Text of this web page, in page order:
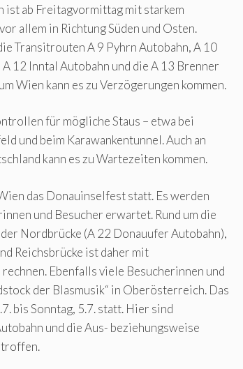
ist ab Freitagvormittag mit starkem
allem in Richtung Süden und Osten.
Transitrouten A 9 Pyhrn Autobahn, A 10
12 Inntal Autobahn und die A 13 Brenner
Wien kann es zu Verzögerungen kommen.
für mögliche Staus – etwa bei
und beim Karawankentunnel. Auch an
kann es zu Wartezeiten kommen.
das Donauinselfest statt. Es werden
und Besucher erwartet. Rund um die
Nordbrücke (A 22 Donauufer Autobahn),
Reichsbrücke ist daher mit
Ebenfalls viele Besucherinnen und
der Blasmusik“ in Oberösterreich. Das
bis Sonntag, 5.7. statt. Hier sind
und die Aus- beziehungsweise